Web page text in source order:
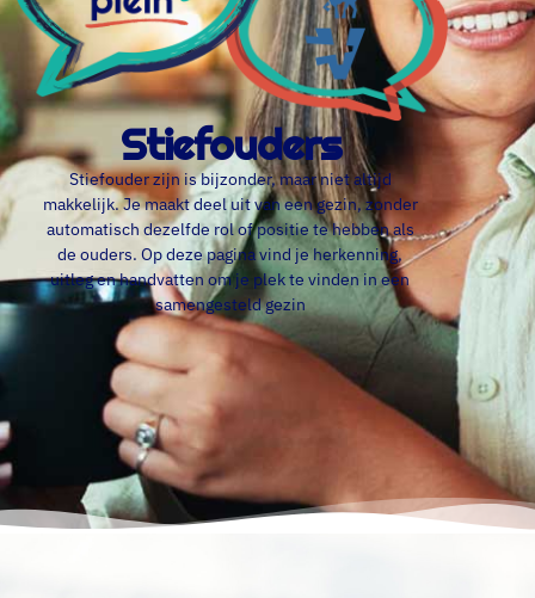
Stiefouders
Stiefouder zijn is bijzonder, maar niet altijd
makkelijk. Je maakt deel uit van een gezin, zonder
automatisch dezelfde rol of positie te hebben als
de ouders. Op deze pagina vind je herkenning,
uitleg en handvatten om je plek te vinden in een
samengesteld gezin